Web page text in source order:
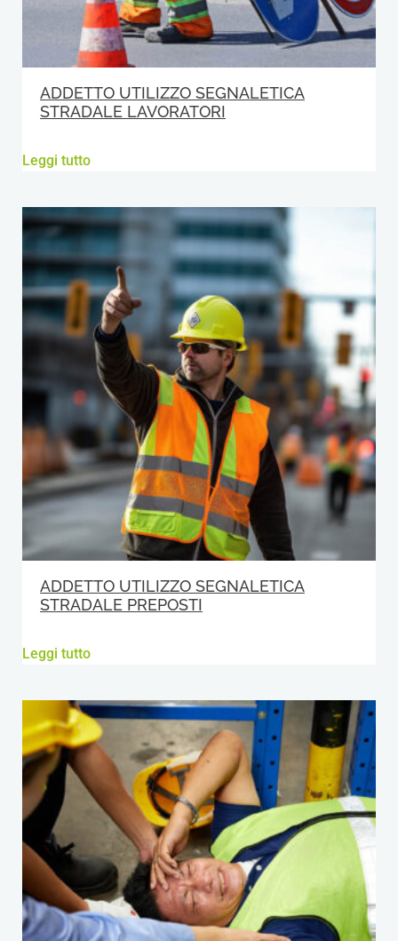
ADDETTO UTILIZZO SEGNALETICA
STRADALE LAVORATORI
Leggi tutto
ADDETTO UTILIZZO SEGNALETICA
STRADALE PREPOSTI
Leggi tutto